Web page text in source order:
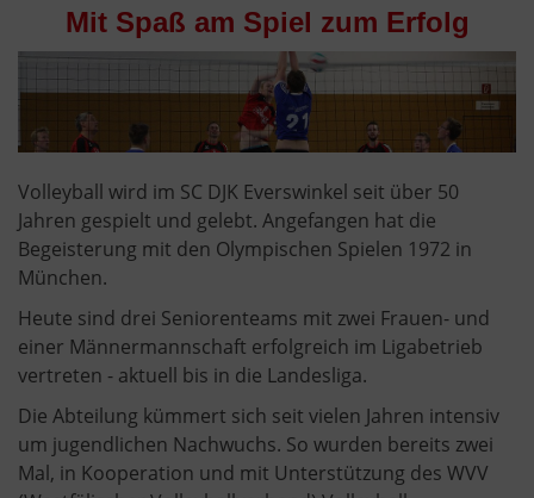
Mit Spaß am Spiel zum Erfolg
Volleyball wird im SC DJK Everswinkel seit über 50
Jahren gespielt und gelebt. Angefangen hat die
Begeisterung mit den Olympischen Spielen 1972 in
München.
Heute sind drei Seniorenteams mit zwei Frauen- und
einer Männermannschaft erfolgreich im Ligabetrieb
vertreten - aktuell bis in die Landesliga.
Die Abteilung kümmert sich seit vielen Jahren intensiv
um jugendlichen Nachwuchs. So wurden bereits zwei
Mal, in Kooperation und mit Unterstützung des WVV